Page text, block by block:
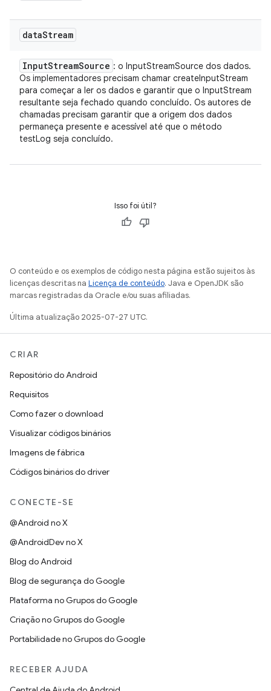
dataStream
InputStreamSource : o InputStreamSource dos dados.
Os implementadores precisam chamar createInputStream
para começar a ler os dados e garantir que o InputStream
resultante seja fechado quando concluído. Os autores de
chamadas precisam garantir que a origem dos dados
permaneça presente e acessível até que o método
testLog seja concluído.
Isso foi útil?
O conteúdo e os exemplos de código nesta página estão sujeitos às
licenças descritas na Licença de conteúdo. Java e OpenJDK são
marcas registradas da Oracle e/ou suas afiliadas.
Última atualização 2025-07-27 UTC.
CRIAR
Repositório do Android
Requisitos
Como fazer o download
Visualizar códigos binários
Imagens de fábrica
Códigos binários do driver
CONECTE-SE
@Android no X
@AndroidDev no X
Blog do Android
Blog de segurança do Google
Plataforma no Grupos do Google
Criação no Grupos do Google
Portabilidade no Grupos do Google
RECEBER AJUDA